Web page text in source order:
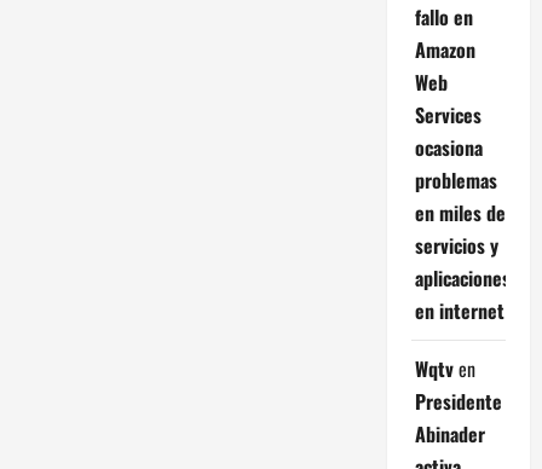
fallo en
Amazon
Web
Services
ocasiona
problemas
en miles de
servicios y
aplicaciones
en internet
Wqtven
Presidente
Abinader